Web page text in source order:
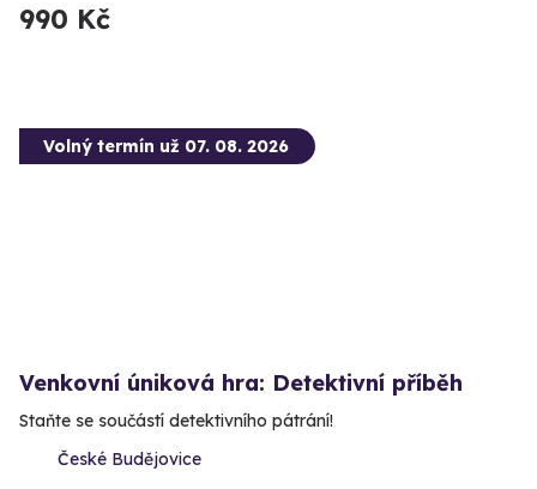
990 Kč
Volný termín už 07. 08. 2026
Venkovní úniková hra: Detektivní příběh
Staňte se součástí detektivního pátrání!
České Budějovice